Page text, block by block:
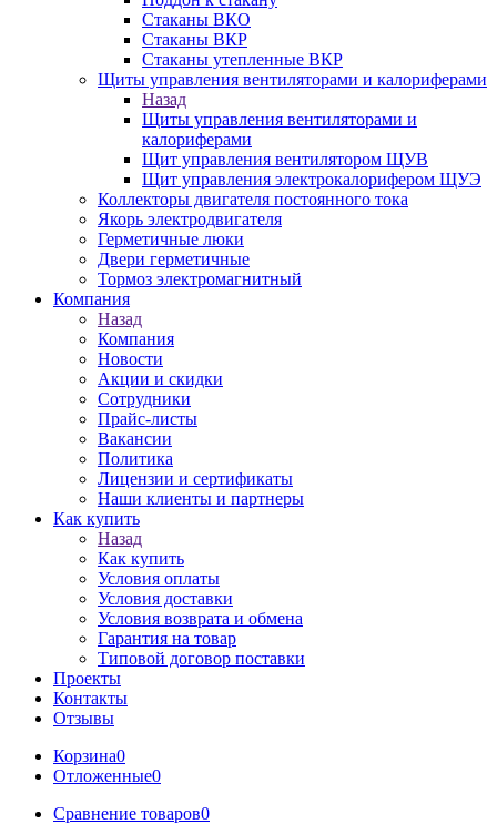
Стаканы ВКО
Стаканы ВКР
Стаканы утепленные ВКР
Щиты управления вентиляторами и калориферами
Назад
Щиты управления вентиляторами и
калориферами
Щит управления вентилятором ЩУВ
Щит управления электрокалорифером ЩУЭ
Коллекторы двигателя постоянного тока
Якорь электродвигателя
Герметичные люки
Двери герметичные
Тормоз электромагнитный
Компания
Назад
Компания
Новости
Акции и скидки
Сотрудники
Прайс-листы
Вакансии
Политика
Лицензии и сертификаты
Наши клиенты и партнеры
Как купить
Назад
Как купить
Условия оплаты
Условия доставки
Условия возврата и обмена
Гарантия на товар
Типовой договор поставки
Проекты
Контакты
Отзывы
Корзина0
Отложенные0
Сравнение товаров0